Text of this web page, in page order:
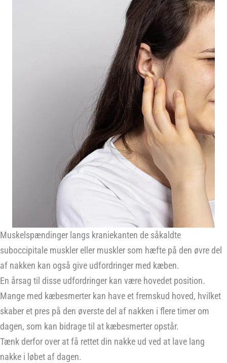
Muskelspændinger langs kraniekanten de såkaldte
suboccipitale muskler eller muskler som hæfte på den øvre del
af nakken kan også give udfordringer med kæben.
En årsag til disse udfordringer kan være hovedet position.
Mange med kæbesmerter kan have et fremskud hoved, hvilket
skaber et pres på den øverste del af nakken i flere timer om
dagen, som kan bidrage til at kæbesmerter opstår.
Tænk derfor over at få rettet din nakke ud ved at lave lang
nakke i løbet af dagen.